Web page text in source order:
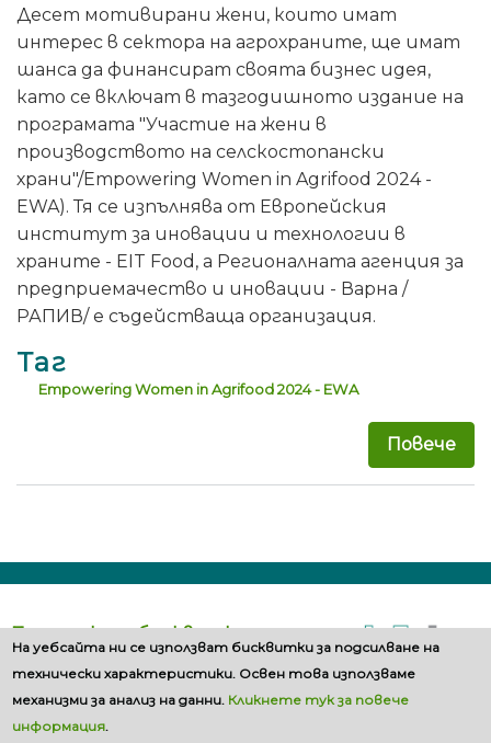
Десет мотивирани жени, които имат
интерес в сектора на агрохраните, ще имат
шанса да финансират своята бизнес идея,
като се включат в тазгодишното издание на
програмата "Участие на жени в
производството на селскостопански
храни"/Empowering Women in Agrifood 2024 -
EWA). Тя се изпълнява от Европейския
институт за иновации и технологии в
храните - EIT Food, а Регионалната агенция за
предприемачество и иновации - Варна /
РАПИВ/ е съдействаща организация.
Таг
Empowering Women in Agrifood 2024 - EWA
Повече
Политика за бисквитките
На уебсайта ни се използват бисквитки за подсилване на
технически характеристики. Освен това използваме
механизми за анализ на данни. Кликнете тук за повече
информация.